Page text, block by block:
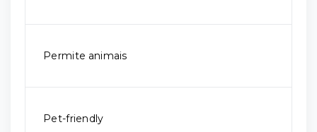
Permite animais
Pet-friendly